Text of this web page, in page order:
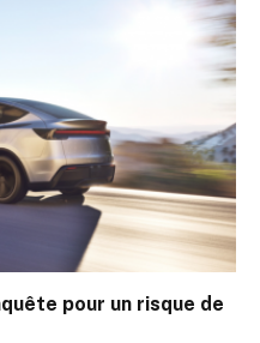
pour un risque de